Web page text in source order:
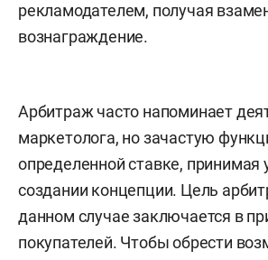
рекламодателем, получая
вознаграждение.
Арбитраж часто напоминает
маркетолога, но зачастую
определенной ставке, принимая
создании концепции. Цель
данном случае заключается в
покупателей. Чтобы обрести